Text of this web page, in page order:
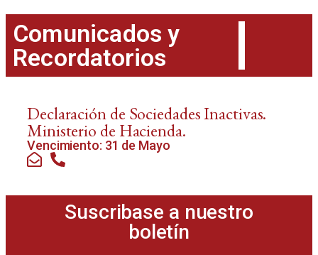
Comunicados y
Recordatorios
Declaración de Sociedades Inactivas.
Ministerio de Hacienda.
Vencimiento: 31 de Mayo
Suscribase a nuestro
boletín